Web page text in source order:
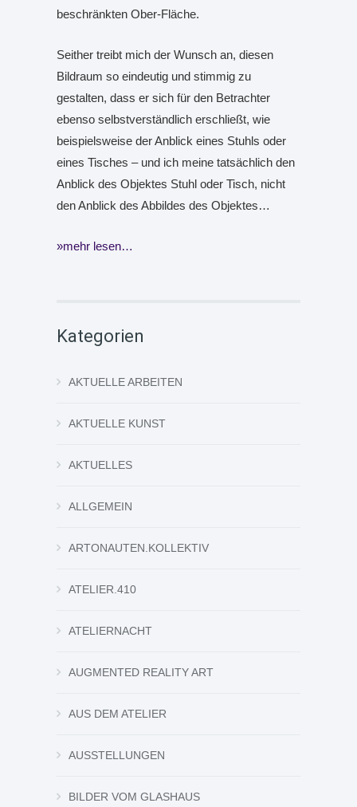
beschränkten Ober-Fläche.
Seither treibt mich der Wunsch an, diesen
Bildraum so eindeutig und stimmig zu
gestalten, dass er sich für den Betrachter
ebenso selbstverständlich erschließt, wie
beispielsweise der Anblick eines Stuhls oder
eines Tisches – und ich meine tatsächlich den
Anblick des Objektes Stuhl oder Tisch, nicht
den Anblick des Abbildes des Objektes…
mehr lesen…
Kategorien
AKTUELLE ARBEITEN
AKTUELLE KUNST
AKTUELLES
ALLGEMEIN
ARTONAUTEN.KOLLEKTIV
ATELIER.410
ATELIERNACHT
AUGMENTED REALITY ART
AUS DEM ATELIER
AUSSTELLUNGEN
BILDER VOM GLASHAUS